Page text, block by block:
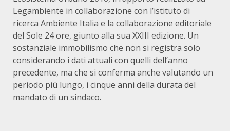
Legambiente in collaborazione con l’istituto di
ricerca Ambiente Italia e la collaborazione editoriale
del Sole 24 ore, giunto alla sua XXIII edizione. Un
sostanziale immobilismo che non si registra solo
considerando i dati attuali con quelli dell’anno
precedente, ma che si conferma anche valutando un
periodo più lungo, i cinque anni della durata del
mandato di un sindaco.